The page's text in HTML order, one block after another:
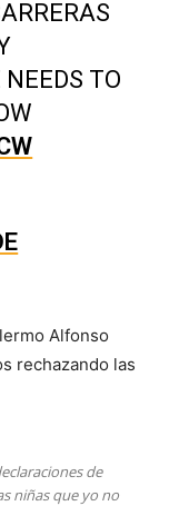
TO
Alfonso
rechazando las
de
niñas que yo no